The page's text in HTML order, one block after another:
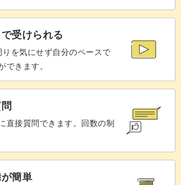
を表現する楽しさを体験してみてください
受けられる
を気にせず自分のペースで
できます。
直接質問できます。回数の制
簡単